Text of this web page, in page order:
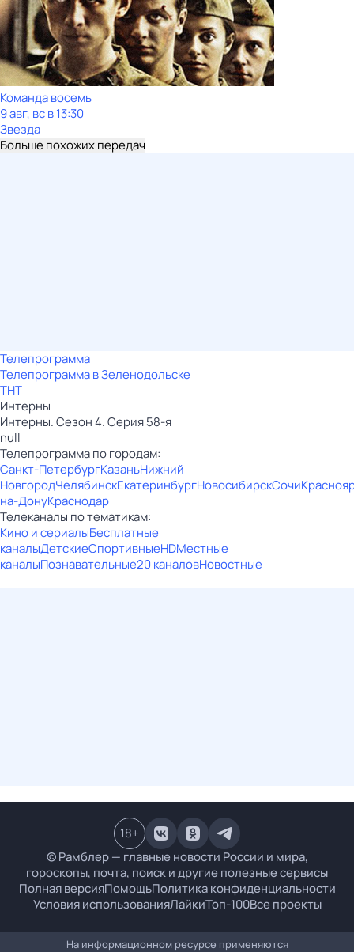
Команда восемь
9 авг, вс в 13:30
Звезда
Больше похожих передач
Телепрограмма
Телепрограмма в Зеленодольске
ТНТ
Интерны
Интерны. Сезон 4. Серия 58-я
null
Телепрограмма по городам:
Санкт-ПетербургКазаньНижний
НовгородЧелябинскЕкатеринбургНовосибирскСочи
на-ДонуКраснодар
Телеканалы по тематикам:
Кино и сериалыБесплатные
каналыДетскиеСпортивныеHDМестные
каналыПознавательные20 каналовНовостные
© Рамблер — главные новости России и мира,
гороскопы, почта, поиск и другие полезные сервисы
Полная версияПомощьПолитика конфиденциальности
Условия использованияЛайкиТоп-100Все проекты
18+
На информационном ресурсе применяются